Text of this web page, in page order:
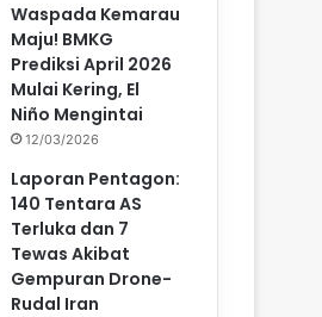
Waspada Kemarau
Maju! BMKG
Prediksi April 2026
Mulai Kering, El
Niño Mengintai
12/03/2026
Laporan Pentagon:
140 Tentara AS
Terluka dan 7
Tewas Akibat
Gempuran Drone-
Rudal Iran